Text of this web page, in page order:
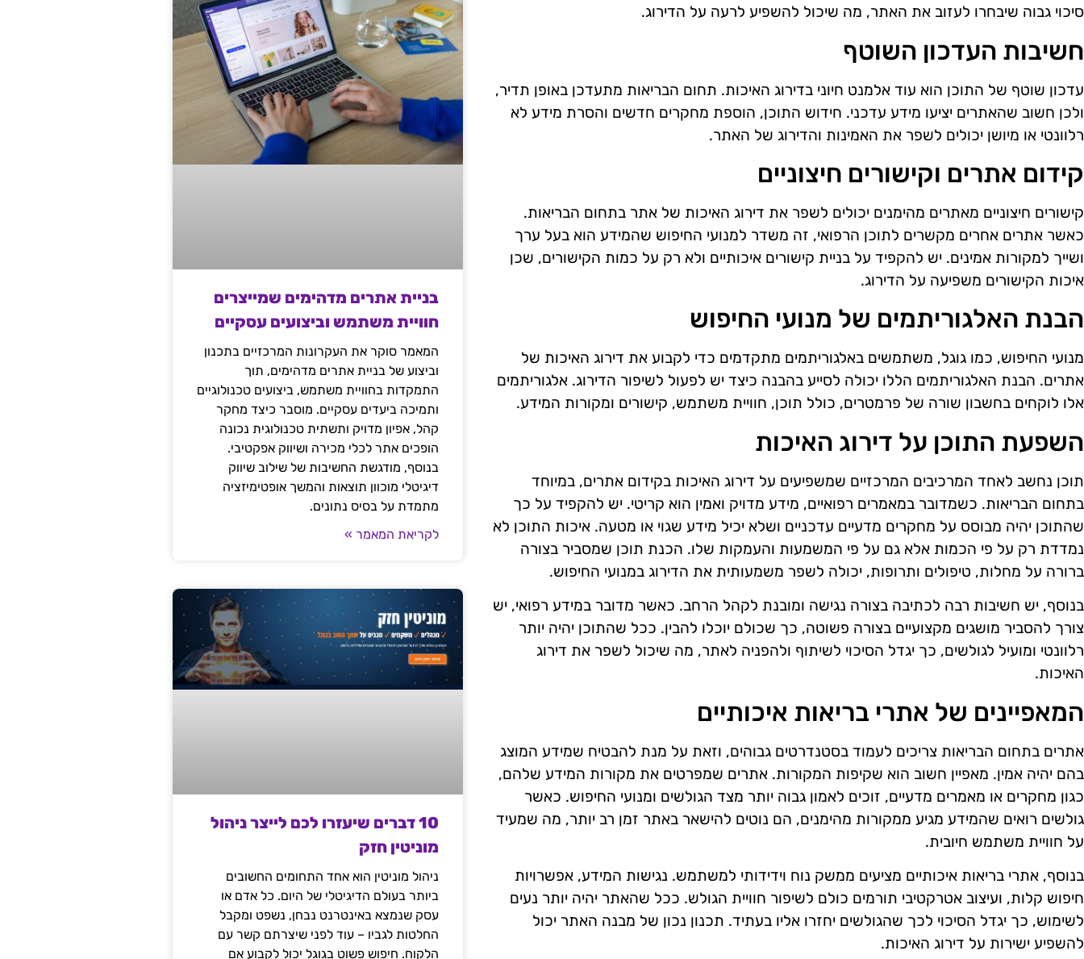
סיכוי גבוה שיבחרו לעזוב את האתר, מה שיכול להשפיע לרעה על הדירוג.
חשיבות העדכון השוטף
עדכון שוטף של התוכן הוא עוד אלמנט חיוני בדירוג האיכות. תחום הבריאות מתעדכן באופן תדיר,
ולכן חשוב שהאתרים יציעו מידע עדכני. חידוש התוכן, הוספת מחקרים חדשים והסרת מידע לא
רלוונטי או מיושן יכולים לשפר את האמינות והדירוג של האתר.
קידום אתרים וקישורים חיצוניים
קישורים חיצוניים מאתרים מהימנים יכולים לשפר את דירוג האיכות של אתר בתחום הבריאות.
כאשר אתרים אחרים מקשרים לתוכן הרפואי, זה משדר למנועי החיפוש שהמידע הוא בעל ערך
ושייך למקורות אמינים. יש להקפיד על בניית קישורים איכותיים ולא רק על כמות הקישורים, שכן
איכות הקישורים משפיעה על הדירוג.
הבנת האלגוריתמים של מנועי החיפוש
מנועי החיפוש, כמו גוגל, משתמשים באלגוריתמים מתקדמים כדי לקבוע את דירוג האיכות של
אתרים. הבנת האלגוריתמים הללו יכולה לסייע בהבנה כיצד יש לפעול לשיפור הדירוג. אלגוריתמים
אלו לוקחים בחשבון שורה של פרמטרים, כולל תוכן, חוויית משתמש, קישורים ומקורות המידע.
השפעת התוכן על דירוג האיכות
תוכן נחשב לאחד המרכיבים המרכזיים שמשפיעים על דירוג האיכות בקידום אתרים, במיוחד
בתחום הבריאות. כשמדובר במאמרים רפואיים, מידע מדויק ואמין הוא קריטי. יש להקפיד על כך
שהתוכן יהיה מבוסס על מחקרים מדעיים עדכניים ושלא יכיל מידע שגוי או מטעה. איכות התוכן לא
נמדדת רק על פי הכמות אלא גם על פי המשמעות והעמקות שלו. הכנת תוכן שמסביר בצורה
ברורה על מחלות, טיפולים ותרופות, יכולה לשפר משמעותית את הדירוג במנועי החיפוש.
בנוסף, יש חשיבות רבה לכתיבה בצורה נגישה ומובנת לקהל הרחב. כאשר מדובר במידע רפואי, יש
צורך להסביר מושגים מקצועיים בצורה פשוטה, כך שכולם יוכלו להבין. ככל שהתוכן יהיה יותר
רלוונטי ומועיל לגולשים, כך יגדל הסיכוי לשיתוף ולהפניה לאתר, מה שיכול לשפר את דירוג
האיכות.
המאפיינים של אתרי בריאות איכותיים
אתרים בתחום הבריאות צריכים לעמוד בסטנדרטים גבוהים, וזאת על מנת להבטיח שמידע המוצג
בהם יהיה אמין. מאפיין חשוב הוא שקיפות המקורות. אתרים שמפרטים את מקורות המידע שלהם,
כגון מחקרים או מאמרים מדעיים, זוכים לאמון גבוה יותר מצד הגולשים ומנועי החיפוש. כאשר
גולשים רואים שהמידע מגיע ממקורות מהימנים, הם נוטים להישאר באתר זמן רב יותר, מה שמעיד
על חוויית משתמש חיובית.
בנוסף, אתרי בריאות איכותיים מציעים ממשק נוח וידידותי למשתמש. נגישות המידע, אפשרויות
חיפוש קלות, ועיצוב אטרקטיבי תורמים כולם לשיפור חוויית הגולש. ככל שהאתר יהיה יותר נעים
לשימוש, כך יגדל הסיכוי לכך שהגולשים יחזרו אליו בעתיד. תכנון נכון של מבנה האתר יכול
להשפיע ישירות על דירוג האיכות.
בניית אתרים מדהימים שמייצרים
חוויית משתמש וביצועים עסקיים
המאמר סוקר את העקרונות המרכזיים בתכנון
וביצוע של בניית אתרים מדהימים, תוך
התמקדות בחוויית משתמש, ביצועים טכנולוגיים
ותמיכה ביעדים עסקיים. מוסבר כיצד מחקר
קהל, אפיון מדויק ותשתית טכנולוגית נכונה
הופכים אתר לכלי מכירה ושיווק אפקטיבי.
בנוסף, מודגשת החשיבות של שילוב שיווק
דיגיטלי מוכוון תוצאות והמשך אופטימיזציה
מתמדת על בסיס נתונים.
לקריאת המאמר »
10 דברים שיעזרו לכם לייצר ניהול
מוניטין חזק
ניהול מוניטין הוא אחד התחומים החשובים
ביותר בעולם הדיגיטלי של היום. כל אדם או
עסק שנמצא באינטרנט נבחן, נשפט ומקבל
החלטות לגביו – עוד לפני שיצרתם קשר עם
הלקוח. חיפוש פשוט בגוגל יכול לקבוע אם